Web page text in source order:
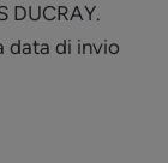
DUCRAY.
data di invio